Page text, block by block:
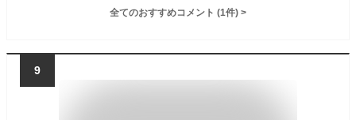
全てのおすすめコメント (1件) >
9